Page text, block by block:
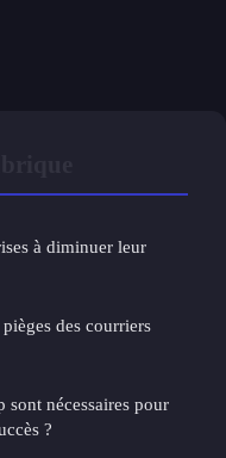
à diminuer leur
des courriers
sont nécessaires pour
?